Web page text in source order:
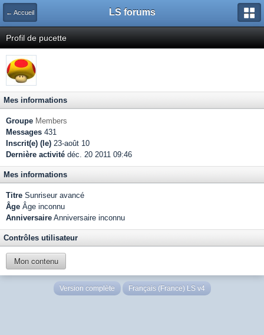
← Accueil LS forums
Profil de pucette
Mes informations
Groupe Members
Messages 431
Inscrit(e) (le) 23-août 10
Dernière activité déc. 20 2011 09:46
Mes informations
Titre Sunriseur avancé
Âge Âge inconnu
Anniversaire Anniversaire inconnu
Contrôles utilisateur
Mon contenu
Version complète Français (France) LS v4